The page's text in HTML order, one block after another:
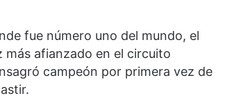
fue número uno del mundo, el
más afianzado en el circuito
campeón por primera vez de